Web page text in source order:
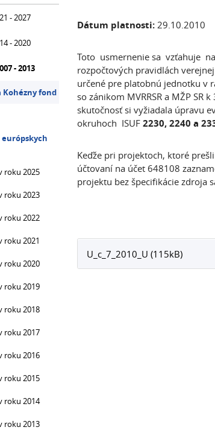
Dátum platnosti: 29.10.2010
Toto usmernenie sa vzťahuje
rozpočtových pravidlách
určené pre platobnú jednotku v
so zánikom MVRRSR a MŽP SR
skutočnosť si vyžiadala úpravu
okruhoch ISUF 2230, 2240 a
Keďže pri projektoch, ktoré
účtovaní na účet 648108
projektu bez špecifikácie zdroja
U_c_7_2010_U (115kB)
- 2027
- 2020
- 2013
fond
roku 2025
roku 2023
roku 2022
roku 2021
roku 2020
roku 2019
roku 2018
roku 2017
roku 2016
roku 2015
roku 2014
roku 2013